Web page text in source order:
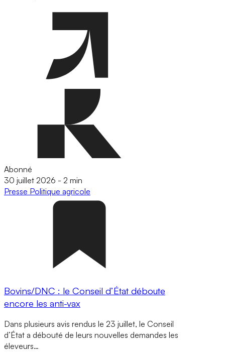
Abonné
30 juillet 2026 - 2 min
Presse Politique agricole
Bovins/DNC : le Conseil d’État déboute
encore les anti-vax
Dans plusieurs avis rendus le 23 juillet, le Conseil
d’État a débouté de leurs nouvelles demandes les
éleveurs…